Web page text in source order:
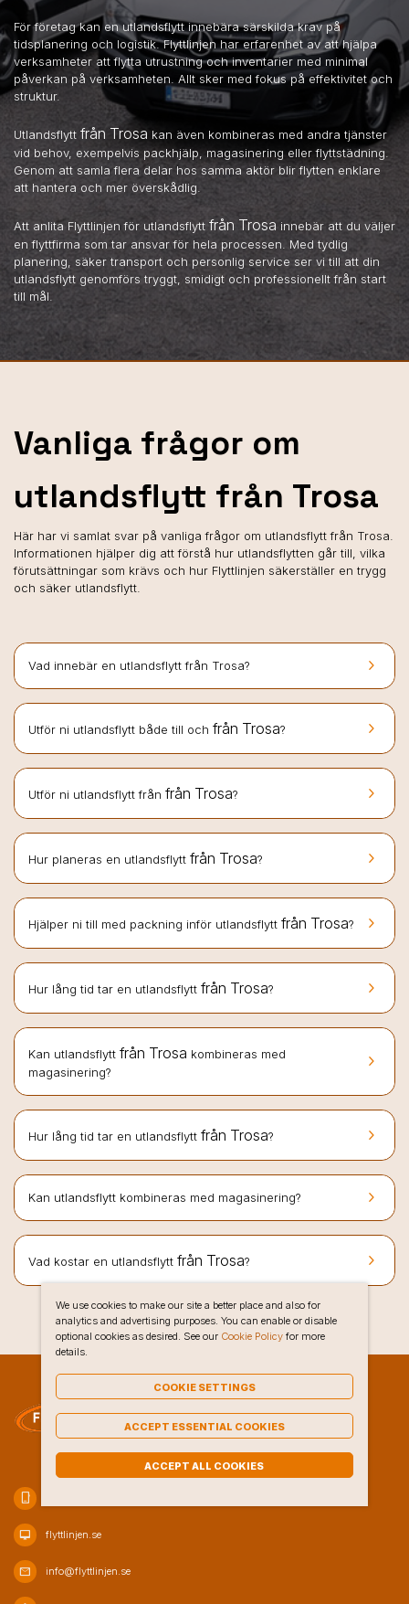
För företag kan en utlandsflytt innebära särskilda krav på
tidsplanering och logistik. Flyttlinjen har erfarenhet av att hjälpa
verksamheter att flytta utrustning och inventarier med minimal
påverkan på verksamheten. Allt sker med fokus på effektivitet och
struktur.
Utlandsflytt från Trosa kan även kombineras med andra tjänster
vid behov, exempelvis packhjälp, magasinering eller flyttstädning.
Genom att samla flera delar hos samma aktör blir flytten enklare
att hantera och mer överskådlig.
Att anlita Flyttlinjen för utlandsflytt från Trosa innebär att du väljer
en flyttfirma som tar ansvar för hela processen. Med tydlig
planering, säker transport och personlig service ser vi till att din
utlandsflytt genomförs tryggt, smidigt och professionellt från start
till mål.
Vanliga frågor om
utlandsflytt från Trosa
Här har vi samlat svar på vanliga frågor om utlandsflytt från Trosa.
Informationen hjälper dig att förstå hur utlandsflytten går till, vilka
förutsättningar som krävs och hur Flyttlinjen säkerställer en trygg
och säker utlandsflytt.
keyboard_arrow_right
Vad innebär en utlandsflytt från Trosa?
keyboard_arrow_right
Utför ni utlandsflytt både till och från Trosa?
keyboard_arrow_right
Utför ni utlandsflytt från från Trosa?
keyboard_arrow_right
Hur planeras en utlandsflytt från Trosa?
keyboard_arrow_right
Hjälper ni till med packning inför utlandsflytt från Trosa?
keyboard_arrow_right
Hur lång tid tar en utlandsflytt från Trosa?
keyboard_arrow_right
Kan utlandsflytt från Trosa kombineras med
magasinering?
keyboard_arrow_right
Hur lång tid tar en utlandsflytt från Trosa?
keyboard_arrow_right
Kan utlandsflytt kombineras med magasinering?
keyboard_arrow_right
Vad kostar en utlandsflytt från Trosa?
phone_iphone
desktop_mac flyttlinjen.se
mail info@flyttlinjen.se
We use cookies to make our site a better place and also for
analytics and advertising purposes. You can enable or disable
optional cookies as desired. See our Cookie Policyfor more
details.
COOKIE SETTINGS
ACCEPT ESSENTIAL COOKIES
ACCEPT ALL COOKIES